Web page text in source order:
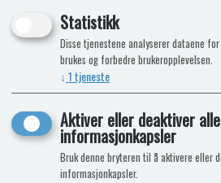
Statistikk
Disse tjenestene analyserer dataene
brukes og forbedre brukeropplevelsen.
↓ 1tjeneste
Aktiver eller deaktiver
informasjonkapsler
Bruk denne bryteren til å aktivere eller
informasjonkapsler.